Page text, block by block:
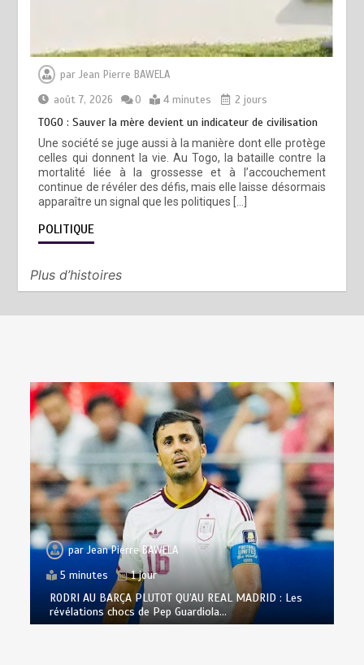
parJean Pierre BAWELA
août 7, 2026
0 4 minutes 2 jours
TOGO : Sauver la mère devient un indicateur de civilisation
Une société se juge aussi à la manière dont elle protège
celles qui donnent la vie. Au Togo, la bataille contre la
mortalité liée à la grossesse et à l’accouchement
continue de révéler des défis, mais elle laisse désormais
apparaître un signal que les politiques […]
POLITIQUE
Plus d’histoires
parJean Pierre BAWELA
5 minutes
1 jour
RODRI AU BARÇA PLUTOT QU’AU REAL MADRID : Les
révélations chocs de Pep Guardiola…